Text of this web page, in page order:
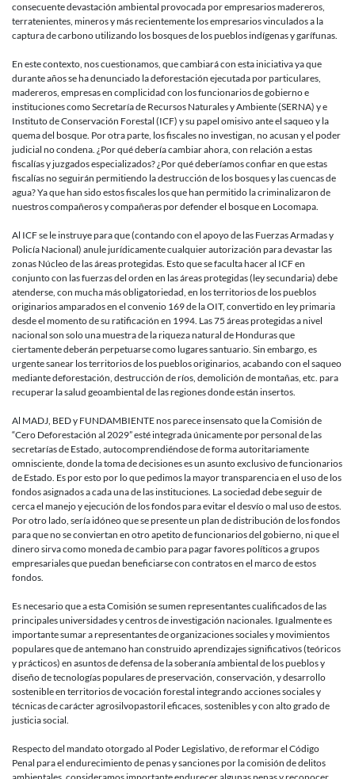
consecuente devastación ambiental provocada por empresarios madereros,
terratenientes, mineros y más recientemente los empresarios vinculados a la
captura de carbono utilizando los bosques de los pueblos indígenas y garífunas.
En este contexto, nos cuestionamos, que cambiará con esta iniciativa ya que
durante años se ha denunciado la deforestación ejecutada por particulares,
madereros, empresas en complicidad con los funcionarios de gobierno e
instituciones como Secretaría de Recursos Naturales y Ambiente (SERNA) y e
Instituto de Conservación Forestal (ICF) y su papel omisivo ante el saqueo y la
quema del bosque. Por otra parte, los fiscales no investigan, no acusan y el poder
judicial no condena. ¿Por qué debería cambiar ahora, con relación a estas
fiscalías y juzgados especializados? ¿Por qué deberíamos confiar en que estas
fiscalías no seguirán permitiendo la destrucción de los bosques y las cuencas de
agua? Ya que han sido estos fiscales los que han permitido la criminalizaron de
nuestros compañeros y compañeras por defender el bosque en Locomapa.
Al ICF se le instruye para que (contando con el apoyo de las Fuerzas Armadas y
Policía Nacional) anule jurídicamente cualquier autorización para devastar las
zonas Núcleo de las áreas protegidas. Esto que se faculta hacer al ICF en
conjunto con las fuerzas del orden en las áreas protegidas (ley secundaria) debe
atenderse, con mucha más obligatoriedad, en los territorios de los pueblos
originarios amparados en el convenio 169 de la OIT, convertido en ley primaria
desde el momento de su ratificación en 1994. Las 75 áreas protegidas a nivel
nacional son solo una muestra de la riqueza natural de Honduras que
ciertamente deberán perpetuarse como lugares santuario. Sin embargo, es
urgente sanear los territorios de los pueblos originarios, acabando con el saqueo
mediante deforestación, destrucción de ríos, demolición de montañas, etc. para
recuperar la salud geoambiental de las regiones donde están insertos.
Al MADJ, BED y FUNDAMBIENTE nos parece insensato que la Comisión de
“Cero Deforestación al 2029” esté integrada únicamente por personal de las
secretarías de Estado, autocomprendiéndose de forma autoritariamente
omnisciente, donde la toma de decisiones es un asunto exclusivo de funcionarios
de Estado. Es por esto por lo que pedimos la mayor transparencia en el uso de los
fondos asignados a cada una de las instituciones. La sociedad debe seguir de
cerca el manejo y ejecución de los fondos para evitar el desvío o mal uso de estos.
Por otro lado, sería idóneo que se presente un plan de distribución de los fondos
para que no se conviertan en otro apetito de funcionarios del gobierno, ni que el
dinero sirva como moneda de cambio para pagar favores políticos a grupos
empresariales que puedan beneficiarse con contratos en el marco de estos
fondos.
Es necesario que a esta Comisión se sumen representantes cualificados de las
principales universidades y centros de investigación nacionales. Igualmente es
importante sumar a representantes de organizaciones sociales y movimientos
populares que de antemano han construido aprendizajes significativos (teóricos
y prácticos) en asuntos de defensa de la soberanía ambiental de los pueblos y
diseño de tecnologías populares de preservación, conservación, y desarrollo
sostenible en territorios de vocación forestal integrando acciones sociales y
técnicas de carácter agrosilvopastoril eficaces, sostenibles y con alto grado de
justicia social.
Respecto del mandato otorgado al Poder Legislativo, de reformar el Código
Penal para el endurecimiento de penas y sanciones por la comisión de delitos